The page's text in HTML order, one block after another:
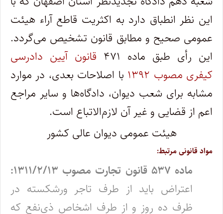
این نظر انطباق دارد به اکثریت قاطع آراء هیئت
عمومی صحیح و مطابق قانون تشخیص می‌گردد.
این رأی طبق ماده ۴۷۱
قانون آیین دادرسی
کیفری مصوب ۱۳۹۲
با اصلاحات بعدی، در موارد
مشابه برای شعب دیوان، دادگاه‌ها و سایر مراجع
اعم از قضایی و غیر آن لازم‌الاتباع است.
هیئت‌ عمومی دیوان‌ عالی‌ کشور
مواد قانونی مرتبط:
ماده ۵۳۷ قانون تجارت مصوب ۱۳۱۱/۲/۱۳:
اعتراض باید از طرف تاجر ورشکسته در
ظرف ده روز و از طرف اشخاص ذی‌نفع که